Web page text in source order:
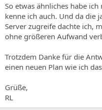
So etwas ähnliches habe
kenne ich auch. Und da die
Server zugreife dachte ich,
ohne größeren Aufwand
Trotzdem Danke für die
einen neuen Plan wie ich
Grüße,
RL